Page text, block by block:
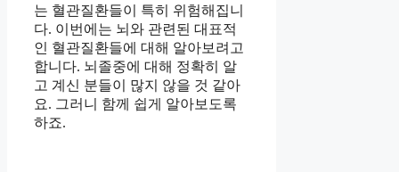
는 혈관질환들이 특히 위험해집니
다. 이번에는 뇌와 관련된 대표적
인 혈관질환들에 대해 알아보려고
합니다. 뇌졸중에 대해 정확히 알
고 계신 분들이 많지 않을 것 같아
요. 그러니 함께 쉽게 알아보도록
하죠.